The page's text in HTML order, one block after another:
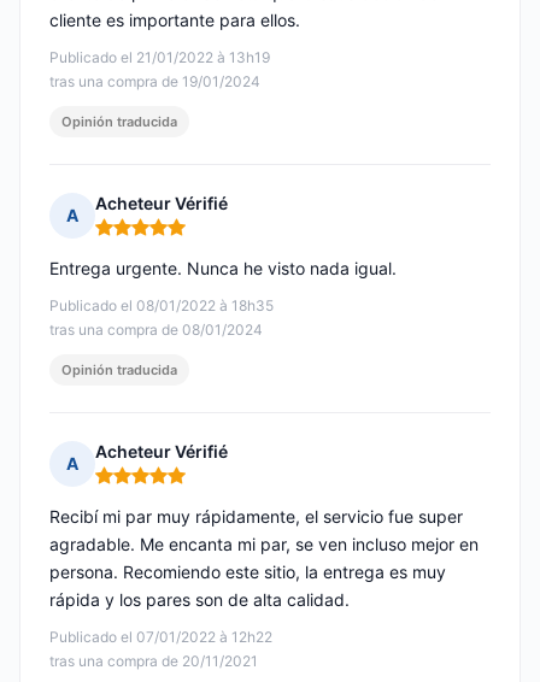
Publicado el 21/01/2022 à 13h19
tras una compra de 19/01/2024
cliente es importante para ellos.
Opinión traducida
A
Acheteur Vérifié
Nota: 5 de 5
Publicado el 08/01/2022 à 18h35
tras una compra de 08/01/2024
Entrega urgente. Nunca he visto nada igual.
Opinión traducida
A
Acheteur Vérifié
Nota: 5 de 5
Publicado el 07/01/2022 à 12h22
tras una compra de 20/11/2021
Recibí mi par muy rápidamente, el servicio fue super
agradable. Me encanta mi par, se ven incluso mejor en
persona. Recomiendo este sitio, la entrega es muy
rápida y los pares son de alta calidad.